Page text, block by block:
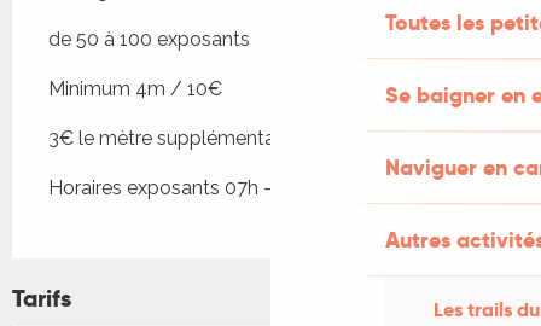
Toutes les
Se baigner en
Naviguer en
Autres
Les trails
de 50 à 100 exposants
Minimum 4m / 10€
3€ le mètre supplémentaire
Horaires exposants 07h - 17h30
Tarifs